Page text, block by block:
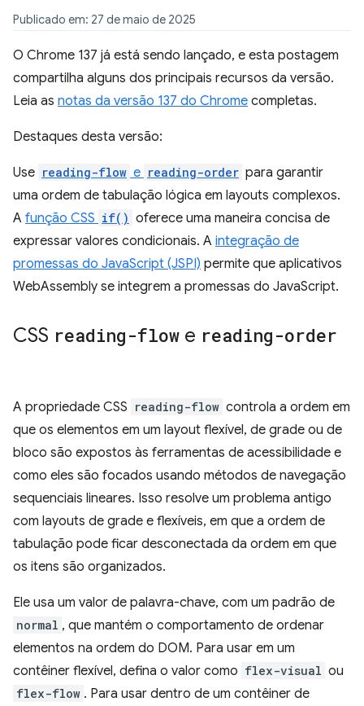
Publicado em: 27 de maio de 2025
O Chrome 137 já está sendo lançado, e esta postagem
compartilha alguns dos principais recursos da versão.
Leia as notas da versão 137 do Chrome completas.
Destaques desta versão:
Use reading-flow e reading-order para garantir
uma ordem de tabulação lógica em layouts complexos.
A função CSS if() oferece uma maneira concisa de
expressar valores condicionais. A integração de
promessas do JavaScript (JSPI) permite que aplicativos
WebAssembly se integrem a promessas do JavaScript.
CSS reading-flow e reading-order
A propriedade CSS reading-flow controla a ordem em
que os elementos em um layout flexível, de grade ou de
bloco são expostos às ferramentas de acessibilidade e
como eles são focados usando métodos de navegação
sequenciais lineares. Isso resolve um problema antigo
com layouts de grade e flexíveis, em que a ordem de
tabulação pode ficar desconectada da ordem em que
os itens são organizados.
Ele usa um valor de palavra-chave, com um padrão de
normal , que mantém o comportamento de ordenar
elementos na ordem do DOM. Para usar em um
contêiner flexível, defina o valor como flex-visual ou
flex-flow . Para usar dentro de um contêiner de